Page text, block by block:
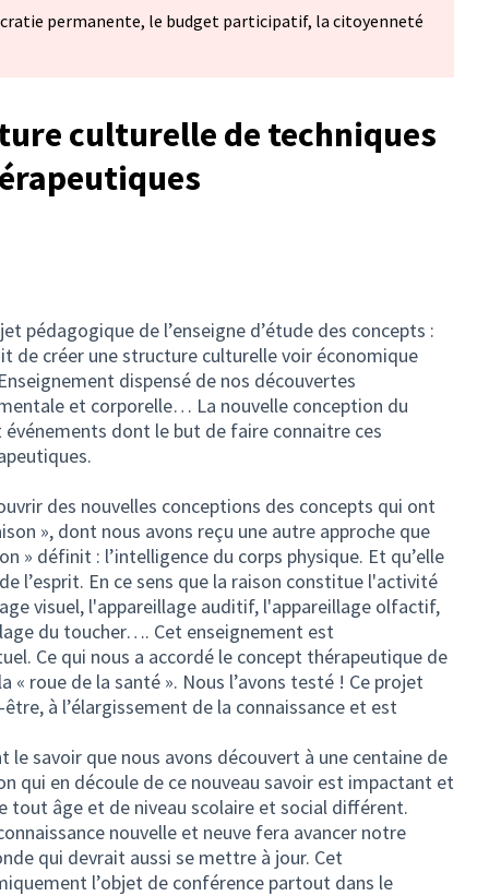
permanente, le budget participatif, la citoyenneté
culturelle de techniques
pédagogique de l’enseigne d’étude des concepts :
de créer une structure culturelle voir économique
dispensé de nos découvertes
et corporelle… La nouvelle conception du
dont le but de faire connaitre ces
des nouvelles conceptions des concepts qui ont
», dont nous avons reçu une autre approche que
» définit : l’intelligence du corps physique. Et qu’elle
l’esprit. En ce sens que la raison constitue l'activité
visuel, l'appareillage auditif, l'appareillage olfactif,
du toucher…. Cet enseignement est
Ce qui nous a accordé le concept thérapeutique de
« roue de la santé ». Nous l’avons testé ! Ce projet
à l’élargissement de la connaissance et est
savoir que nous avons découvert à une centaine de
qui en découle de ce nouveau savoir est impactant et
tout âge et de niveau scolaire et social différent.
nouvelle et neuve fera avancer notre
qui devrait aussi se mettre à jour. Cet
l’objet de conférence partout dans le